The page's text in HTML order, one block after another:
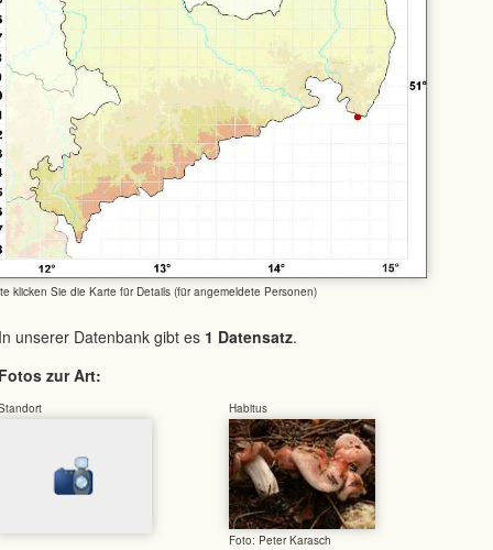
klicken Sie die Karte für Details (für angemeldete Personen)
unserer Datenbank gibt es 1 Datensatz.
zur Art:
Habitus
Foto: Peter Karasch